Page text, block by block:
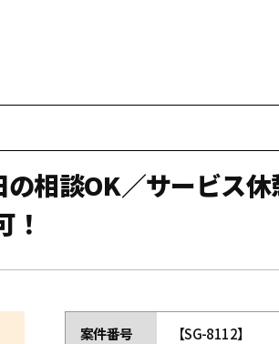
相談OK／サービス
案件番号 【SG-8112】